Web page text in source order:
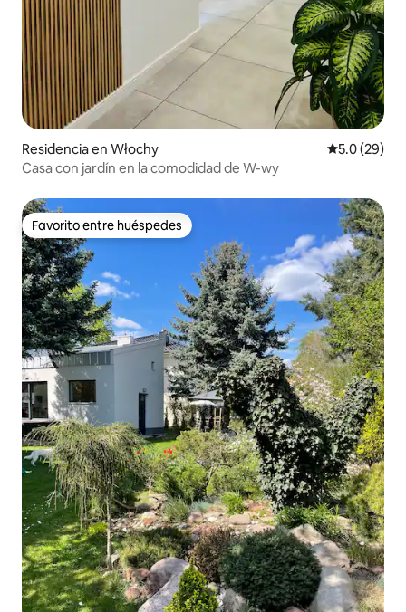
Residencia en Włochy Calificación
5.0 (29)
Casa con jardín en la comodidad de W-wy
Favorito entre huéspedes
Favorito entre huéspedes